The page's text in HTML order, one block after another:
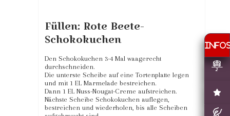
Füllen: Rote Beete-
Schokokuchen
Den Schokokuchen 3-4 Mal waagerecht
durchschneiden.
Die unterste Scheibe auf eine Tortenplatte legen
und mit 1 EL Marmelade bestreichen.
Dann 1 EL Nuss-Nougat-Creme aufstreichen.
Nächste Scheibe Schokokuchen auflegen,
bestreichen und wiederholen, bis alle Scheiben